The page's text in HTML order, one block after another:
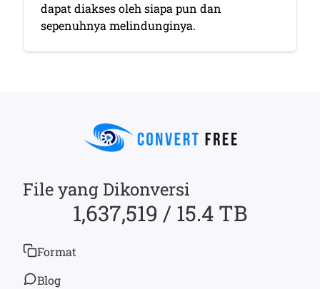
dapat diakses oleh siapa pun dan
sepenuhnya melindunginya.
File yang Dikonversi
1,637,519 / 15.4 TB
Format
Blog